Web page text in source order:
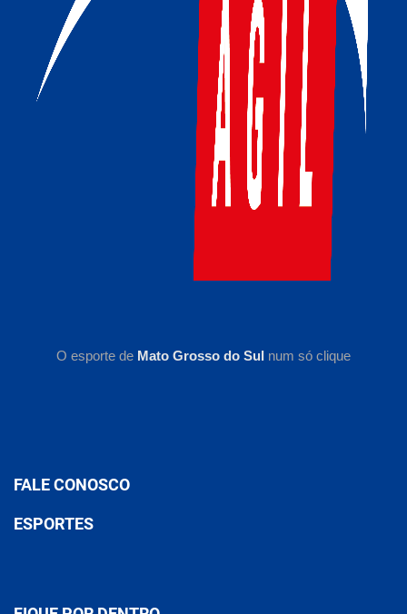
O esporte de Mato Grosso do Sul num só clique
FALE CONOSCO
ESPORTES